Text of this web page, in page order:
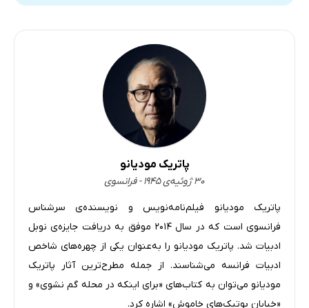
پاتریک مودیانو
۳۰ ژوئیه‌ی ۱۹۴۵ - فرانسوی
پاتریک مودیانو فیلم‌نامه‌نویس و نویسنده‌ی سرشناس
فرانسوی‌ است که در سال 2014 موفق به دریافت جایزه‌ی نوبل
ادبیات شد. پاتریک مودیانو را به‌عنوان یکی از چهره‌های شاخص
ادبیات فرانسه می‌شناسند. از جمله مطرح‌ترین آثار پاتریک
مودیانو می‌توان به کتاب‌های «برای اینکه در محله گم نشوی» و
«خیابان بوتیک‌های خاموش» اشاره کرد.